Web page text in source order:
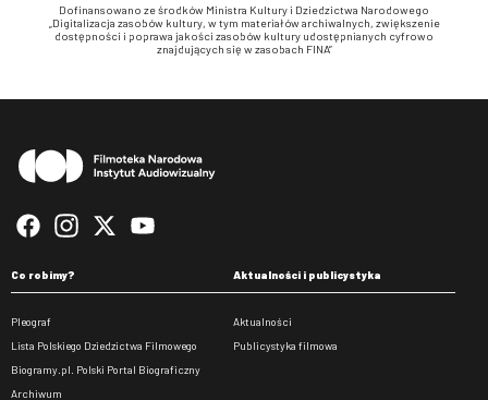
Dofinansowano ze środków Ministra Kultury i Dziedzictwa Narodowego
„Digitalizacja zasobów kultury, w tym materiałów archiwalnych, zwiększenie
dostępności i poprawa jakości zasobów kultury udostępnianych cyfrowo
znajdujących się w zasobach FINA”
Co robimy?
Pleograf
Lista Polskiego Dziedzictwa Filmowego
Biogramy.pl. Polski Portal Biograficzny
Archiwum
Aktualności i publicystyka
Aktualności
Publicystyka filmowa